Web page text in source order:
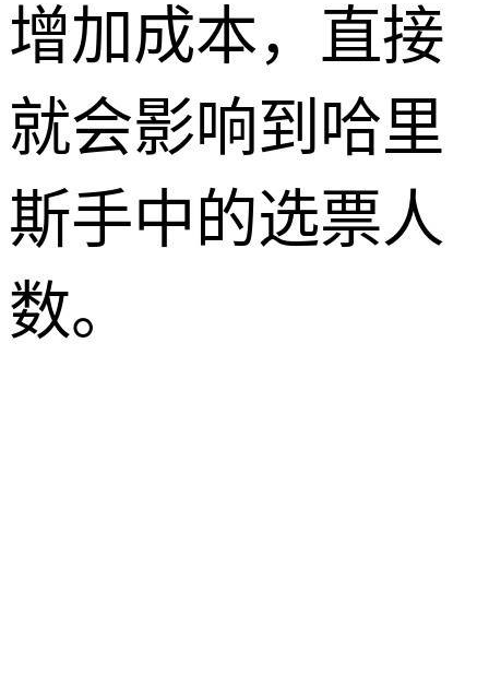
增加成本，直接
就会影响到哈里
斯手中的选票人
数。